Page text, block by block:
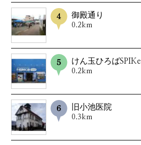
御殿通り
0.2km
けん玉ひろばSPIKe
0.2km
旧小池医院
0.3km